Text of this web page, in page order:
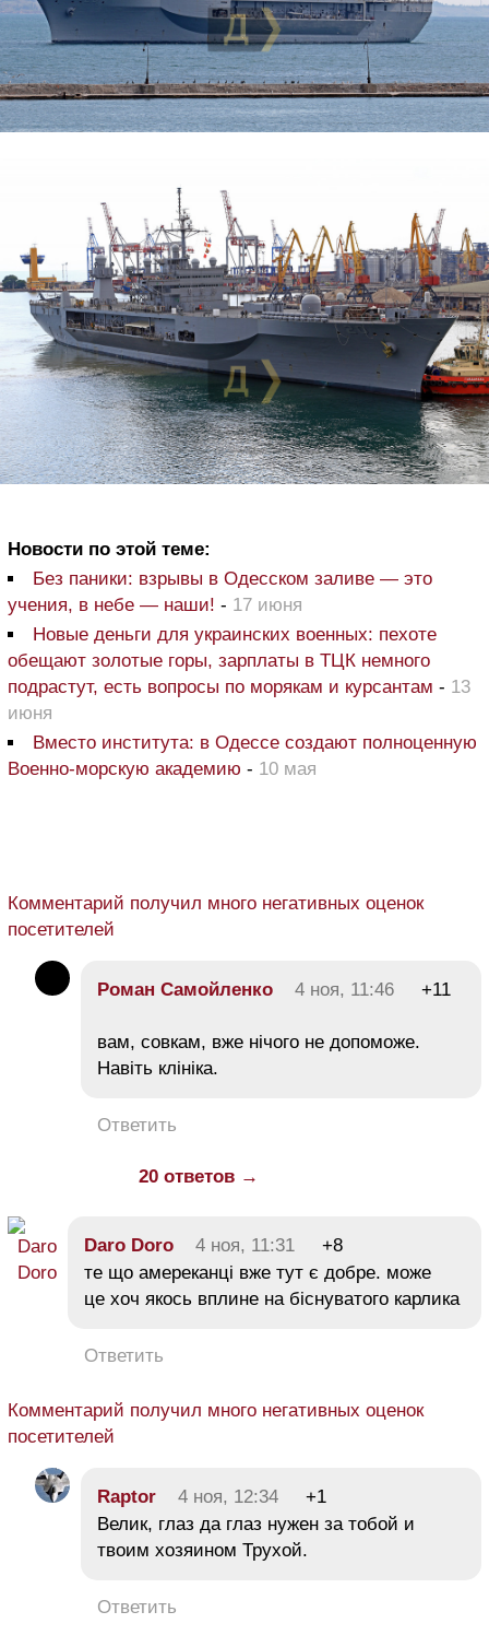
Новости по этой теме:
Без паники: взрывы в Одесском заливе — это
учения, в небе — наши! - 17 июня
Новые деньги для украинских военных: пехоте
обещают золотые горы, зарплаты в ТЦК немного
подрастут, есть вопросы по морякам и курсантам - 13
июня
Вместо института: в Одессе создают полноценную
Военно-морскую академию - 10 мая
Комментарий получил много негативных оценок
посетителей
Роман Самойленко 4 ноя, 11:46 +11
вам, совкам, вже нічого не допоможе.
Навіть клініка.
Ответить
20 ответов →
Daro Doro 4 ноя, 11:31
+8
те що амереканці вже тут є добре. може
це хоч якось вплине на біснуватого карлика
Ответить
Комментарий получил много негативных оценок
посетителей
Raptor 4 ноя, 12:34
+1
Велик, глаз да глаз нужен за тобой и
твоим хозяином Трухой.
Ответить